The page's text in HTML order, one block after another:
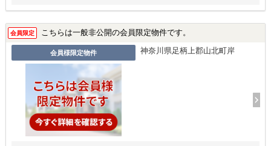
会員限定 こちらは一般非公開の会員限定物件です。
会員様限定物件 神奈川県足柄上郡山北町岸